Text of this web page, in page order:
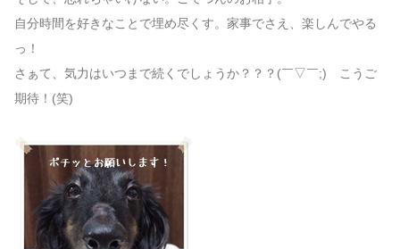
自分時間を好きなことで埋め尽くす。家事でさえ、楽しんでやる
っ！
さぁて、気力はいつまで続くでしょうか？？？(￣▽￣;) こうご
期待！(笑)